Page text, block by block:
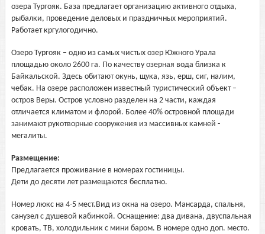
озера Тургояк. База предлагает организацию активного отдыха,
рыбалки, проведение деловых и праздничных мероприятий.
Работает кргулогодично.
Озеро Тургояк – одно из самых чистых озер Южного Урала
площадью около 2600 га. По качеству озерная вода близка к
Байкальской. Здесь обитают окунь, щука, язь, ерш, сиг, налим,
чебак. На озере расположен известный туристический объект –
остров Веры. Остров условно разделен на 2 части, каждая
отличается климатом и флорой. Более 40% островной площади
занимают рукотворные сооружения из массивных камней -
мегалиты.
Размещение:
Предлагается проживание в номерах гостиницы.
Дети до десяти лет размещаются бесплатно.
Номер люкс на 4-5 мест.Вид из окна на озеро. Мансарда, спальня,
санузел с душевой кабинкой. Оснащение: два дивана, двуспальная
кровать, ТВ, холодильник с мини баром. В номере одно доп. место.